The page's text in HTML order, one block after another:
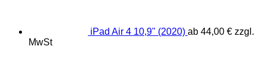
iPad Air 4 10,9" (2020) ab 44,00 € zzgl.
MwSt